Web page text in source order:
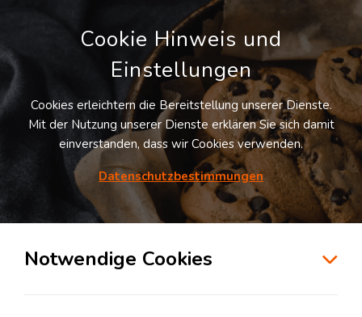
Suche
Cookie Hinweis und
Einstellungen
Cookies erleichtern die Bereitstellung unserer Dienste.
Mit der Nutzung unserer Dienste erklären Sie sich damit
einverstanden, dass wir Cookies verwenden.
Datenschutzbestimmungen
Notwendige Cookies